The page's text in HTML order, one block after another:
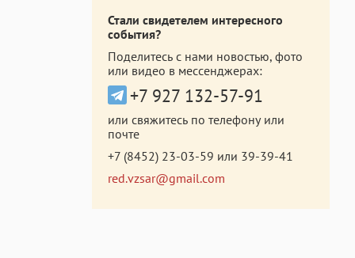
Стали свидетелем интересного
события?
Поделитесь с нами новостью, фото
или видео в мессенджерах:
+7 927 132-57-91
или свяжитесь по телефону или
почте
+7 (8452) 23-03-59 или 39-39-41
red.vzsar@gmail.com